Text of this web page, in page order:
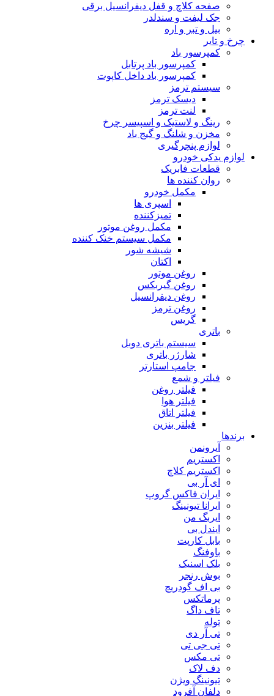
صفحه کلاچ و قفل دیفرانسیل برقی
جک لیفت و سندلدر
بیل و تبر و اره
چرخ و تایر
کمپرسور باد
کمپرسور باد پرتابل
کمپرسور باد داخل کاپوت
سیستم ترمز
دیسک ترمز
لنت ترمز
رینگ و لاستیک و اسپیسر چرخ
مخزن و شلنگ و گیج باد
لوازم پنچرگیری
لوازم یدکی خودرو
قطعات فابریک
روان کننده ها
مکمل خودرو
اسپری ها
تمیزکننده
مکمل روغن موتور
مکمل سیستم خنک کننده
شیشه شور
اکتان
روغن موتور
روغن گیربکس
روغن دیفرانسیل
روغن ترمز
گریس
باتری
سیستم باتری دوبل
شارژر باتری
جامپ استارتر
فیلتر و شمع
فیلتر روغن
فیلتر هوا
فیلتر اتاق
فیلتر بنزین
برندها
آیرونمن
اکستریم
اکستریم کلاچ
ای آر بی
ایران فاکس گروپ
ایرانا تیونینگ
ایربگ من
ایندل بی
بابل کارپت
باوفنگ
بلک اسنیک
بوش رنجر
بی اف گودریچ
پرماتکس
تاف داگ
توله
تی آر دی
تی جی تی
تی مکس
دف لاک
تیونینگ ویژن
دلفان آفرود